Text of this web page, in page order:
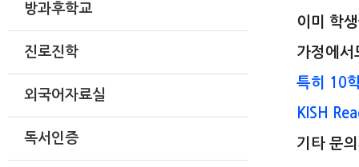
방과후학교
진로진학
외국어자료실
독서인증
이미 학
가정에서
특히 10
KISH
기타 문